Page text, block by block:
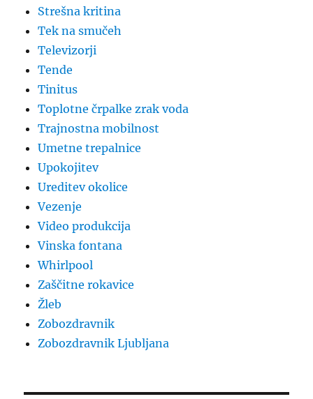
Strešna kritina
Tek na smučeh
Televizorji
Tende
Tinitus
Toplotne črpalke zrak voda
Trajnostna mobilnost
Umetne trepalnice
Upokojitev
Ureditev okolice
Vezenje
Video produkcija
Vinska fontana
Whirlpool
Zaščitne rokavice
Žleb
Zobozdravnik
Zobozdravnik Ljubljana